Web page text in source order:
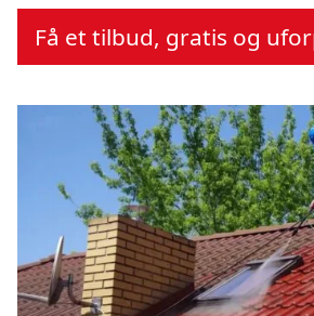
Få et tilbud, gratis og